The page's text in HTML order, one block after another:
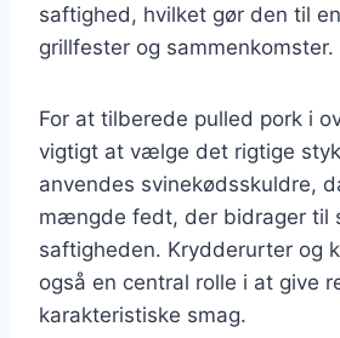
saftighed, hvilket gør den til
grillfester og sammenkomster.
For at tilberede pulled pork i
vigtigt at vælge det rigtige
anvendes svinekødsskuldre,
mængde fedt, der bidrager til
saftigheden. Krydderurter og
også en central rolle i at give
karakteristiske smag.